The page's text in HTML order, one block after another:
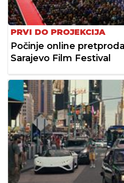
PRVI DO PROJEKCIJA
Počinje online
Sarajevo Film Festival